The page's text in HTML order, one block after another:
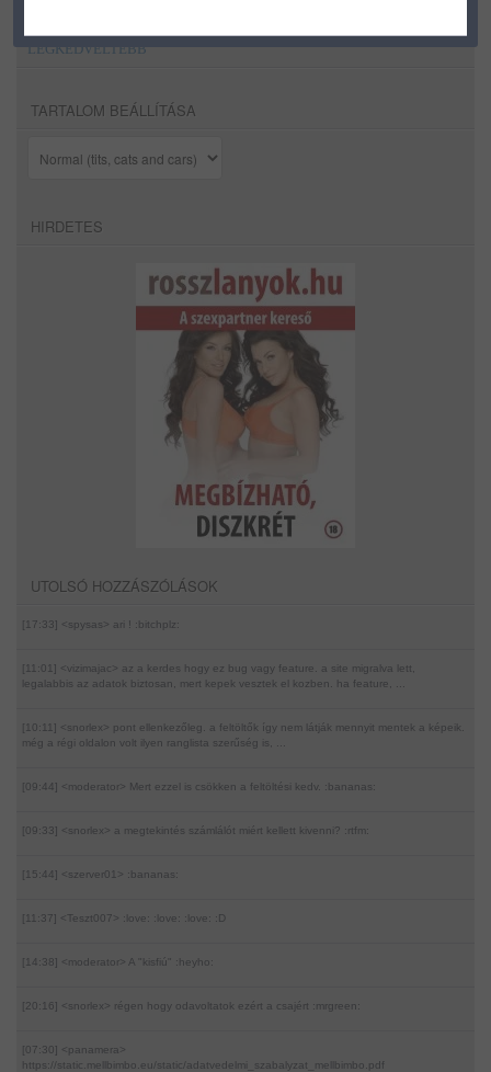
LEGKEDVELTEBB
TARTALOM BEÁLLÍTÁSA
HIRDETES
UTOLSÓ HOZZÁSZÓLÁSOK
[17:33] <spysas> ari ! :bitchplz:
[11:01] <vizimajac> az a kerdes hogy ez bug vagy feature. a site migralva lett,
legalabbis az adatok biztosan, mert kepek vesztek el kozben. ha feature, ...
[10:11] <snorlex> pont ellenkezőleg. a feltöltők így nem látják mennyit mentek a képeik.
még a régi oldalon volt ilyen ranglista szerűség is, ...
[09:44] <moderator> Mert ezzel is csökken a feltöltési kedv. :bananas:
[09:33] <snorlex> a megtekintés számlálót miért kellett kivenni? :rtfm:
[15:44] <szerver01> :bananas:
[11:37] <Teszt007> :love: :love: :love: :D
[14:38] <moderator> A "kisfiú" :heyho:
[20:16] <snorlex> régen hogy odavoltatok ezért a csajért :mrgreen:
[07:30] <panamera>
https://static.mellbimbo.eu/static/adatvedelmi_szabalyzat_mellbimbo.pdf